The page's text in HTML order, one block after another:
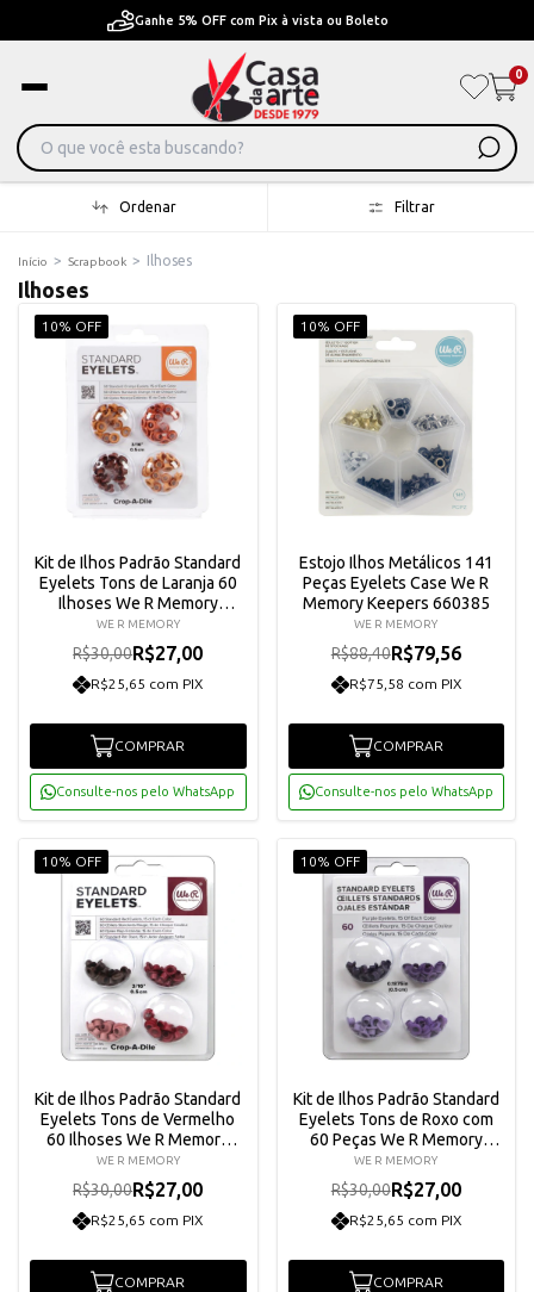
Pague em Até 6x sem juros ou ate 12x com juros
0
Ordenar Filtrar
Início > Scrapbook > Ilhoses
Ilhoses
10% OFF
Kit de Ilhos Padrão Standard
Eyelets Tons de Laranja 60
Ilhoses We R Memory
Keepers 41574-9
WE R MEMORY
R$30,00R$27,00
R$25,65 com PIX
COMPRAR
Consulte-nos pelo WhatsApp
10% OFF
Estojo Ilhos Metálicos 141
Peças Eyelets Case We R
Memory Keepers 660385
WE R MEMORY
R$88,40R$79,56
R$75,58 com PIX
COMPRAR
Consulte-nos pelo WhatsApp
10% OFF
Kit de Ilhos Padrão Standard
Eyelets Tons de Vermelho
60 Ilhoses We R Memory
Keepers 41573-2
WE R MEMORY
R$30,00R$27,00
R$25,65 com PIX
COMPRAR
10% OFF
Kit de Ilhos Padrão Standard
Eyelets Tons de Roxo com
60 Peças We R Memory
Keepers 41579-4
WE R MEMORY
R$30,00R$27,00
R$25,65 com PIX
COMPRAR